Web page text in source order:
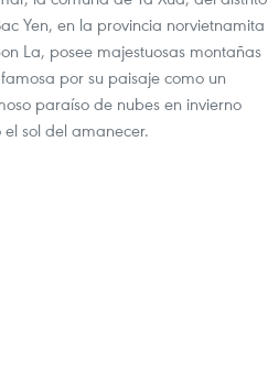
Yen, en la provincia norvietnamita
La, posee majestuosas montañas
por su paisaje como un
paraíso de nubes en invierno
el sol del amanecer.